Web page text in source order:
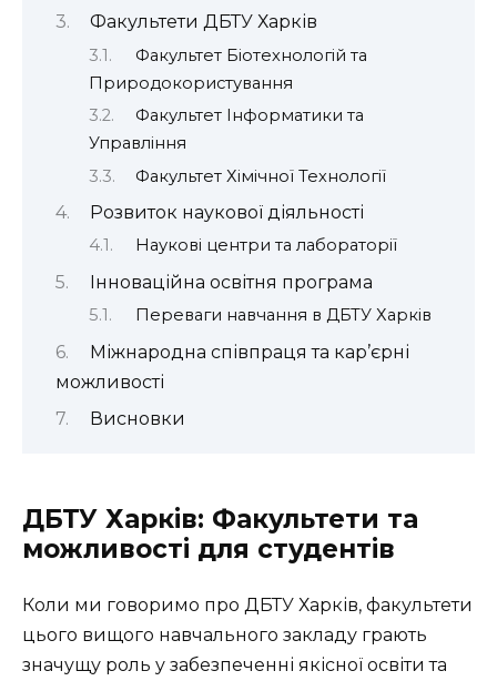
Факультети ДБТУ Харків
Факультет Біотехнологій та
Природокористування
Факультет Інформатики та
Управління
Факультет Хімічної Технології
Розвиток наукової діяльності
Наукові центри та лабораторії
Інноваційна освітня програма
Переваги навчання в ДБТУ Харків
Міжнародна співпраця та кар’єрні
можливості
Висновки
ДБТУ Харків: Факультети та
можливості для студентів
Коли ми говоримо про ДБТУ Харків, факультети
цього вищого навчального закладу грають
значущу роль у забезпеченні якісної освіти та